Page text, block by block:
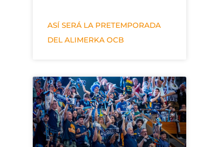
ASÍ SERÁ LA PRETEMPORADA
DEL ALIMERKA OCB